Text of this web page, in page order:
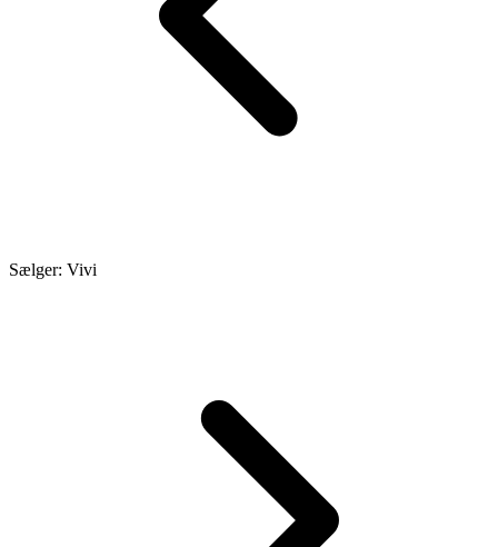
Sælger: Vivi